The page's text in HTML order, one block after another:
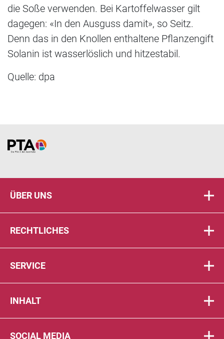
die Soße verwenden. Bei Kartoffelwasser gilt
dagegen: «In den Ausguss damit», so Seitz.
Denn das in den Knollen enthaltene Pflanzengift
Solanin ist wasserlöslich und hitzestabil.
Quelle: dpa
Home
ÜBER UNS
RECHTLICHES
SERVICE
INHALT
SOCIAL MEDIA